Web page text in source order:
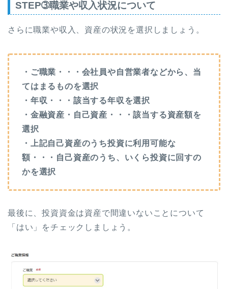
STEP➂職業や収入状況について
さらに職業や収入、資産の状況を選択しましょう。
・ご職業・・・会社員や自営業者などから、当
てはまるものを選択
・年収・・・該当する年収を選択
・金融資産・自己資産・・・該当する資産額を
選択
・上記自己資産のうち投資に利用可能な
額・・・自己資産のうち、いくら投資に回すの
かを選択
最後に、投資資金は資産で間違いないことについて
「はい」をチェックしましょう。